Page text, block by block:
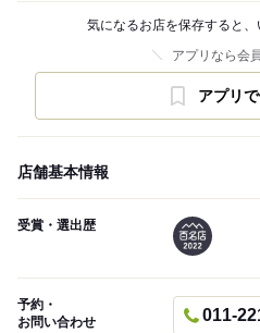
気になるお店を保存すると、
アプリなら会
アプリ
店舗基本情報
受賞・選出歴
予約・
お問い合わせ
011-